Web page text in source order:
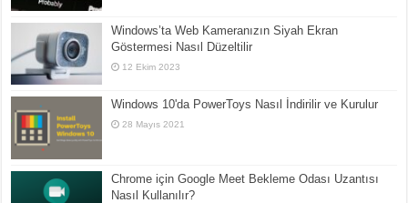
Windows’ta Web Kameranızın Siyah Ekran
Göstermesi Nasıl Düzeltilir
12 Ekim 2023
Windows 10'da PowerToys Nasıl İndirilir ve Kurulur
28 Mayıs 2021
Chrome için Google Meet Bekleme Odası Uzantısı
Nasıl Kullanılır?